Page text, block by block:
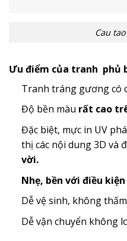
Cau
Ưu điểm của tranh phủ
Tranh tráng gương có
Độ bền màu rất cao
Đặc biệt, mực in UV
thị các nội dung 3D và
vời.
Nhẹ, bền với điều kiện
Dễ vệ sinh, không
Dễ vận chuyển không